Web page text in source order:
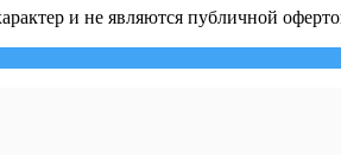
и не являются публичной